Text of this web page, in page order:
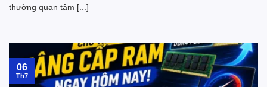
thường quan tâm [...]
06
Th7